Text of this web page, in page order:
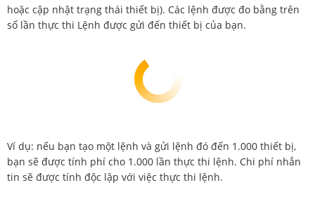
hoặc cập nhật trạng thái thiết bị). Các lệnh được đo bằng trên
số lần thực thi Lệnh được gửi đến thiết bị của bạn.
Ví dụ: nếu bạn tạo một lệnh và gửi lệnh đó đến 1.000 thiết bị,
bạn sẽ được tính phí cho 1.000 lần thực thi lệnh. Chi phí nhắn
tin sẽ được tính độc lập với việc thực thi lệnh.